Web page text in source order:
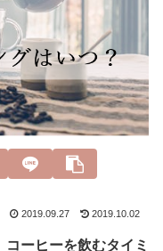
2019.09.27 2019.10.02
コーヒーを飲むタイミ